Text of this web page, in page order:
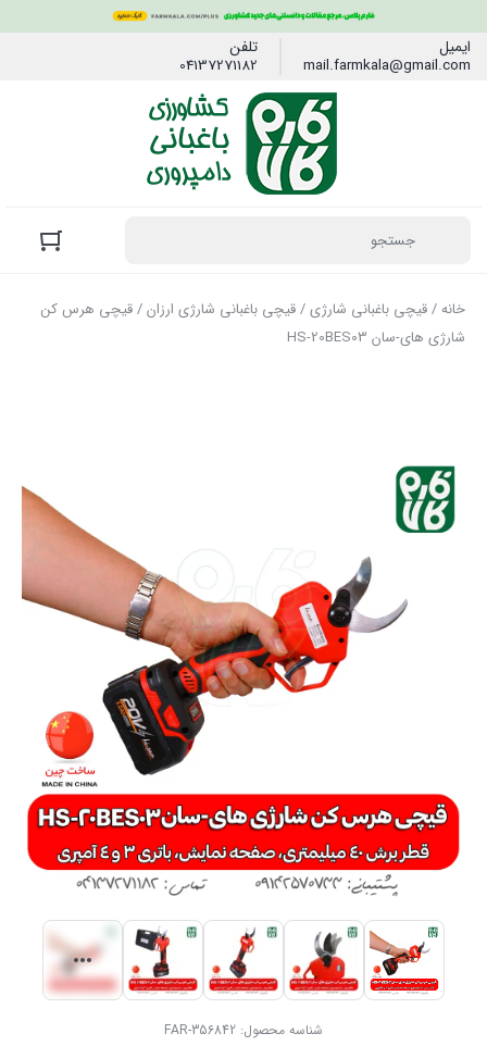
ایمیل
mail.farmkala@gmail.com
تلفن
04137271182
خانه/قیچی باغبانی شارژی/قیچی باغبانی شارژی ارزان/ قیچی هرس کن
شارژی های-سان HS-20BES03
شناسه محصول: FAR-356842